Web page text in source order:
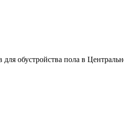
обустройства пола в